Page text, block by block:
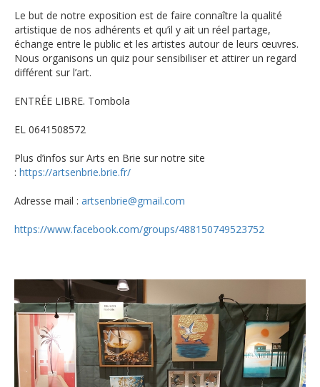
Le but de notre exposition est de faire connaître la qualité
artistique de nos adhérents et qu’il y ait un réel partage,
échange entre le public et les artistes autour de leurs œuvres.
Nous organisons un quiz pour sensibiliser et attirer un regard
différent sur l’art.
ENTRÉE LIBRE. Tombola
EL 0641508572
Plus d’infos sur Arts en Brie sur notre site
: https://artsenbrie.brie.fr/
Adresse mail : artsenbrie@gmail.com
https://www.facebook.com/groups/488150749523752